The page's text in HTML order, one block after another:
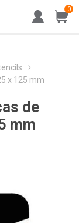
0
x 125 mm
de
mm